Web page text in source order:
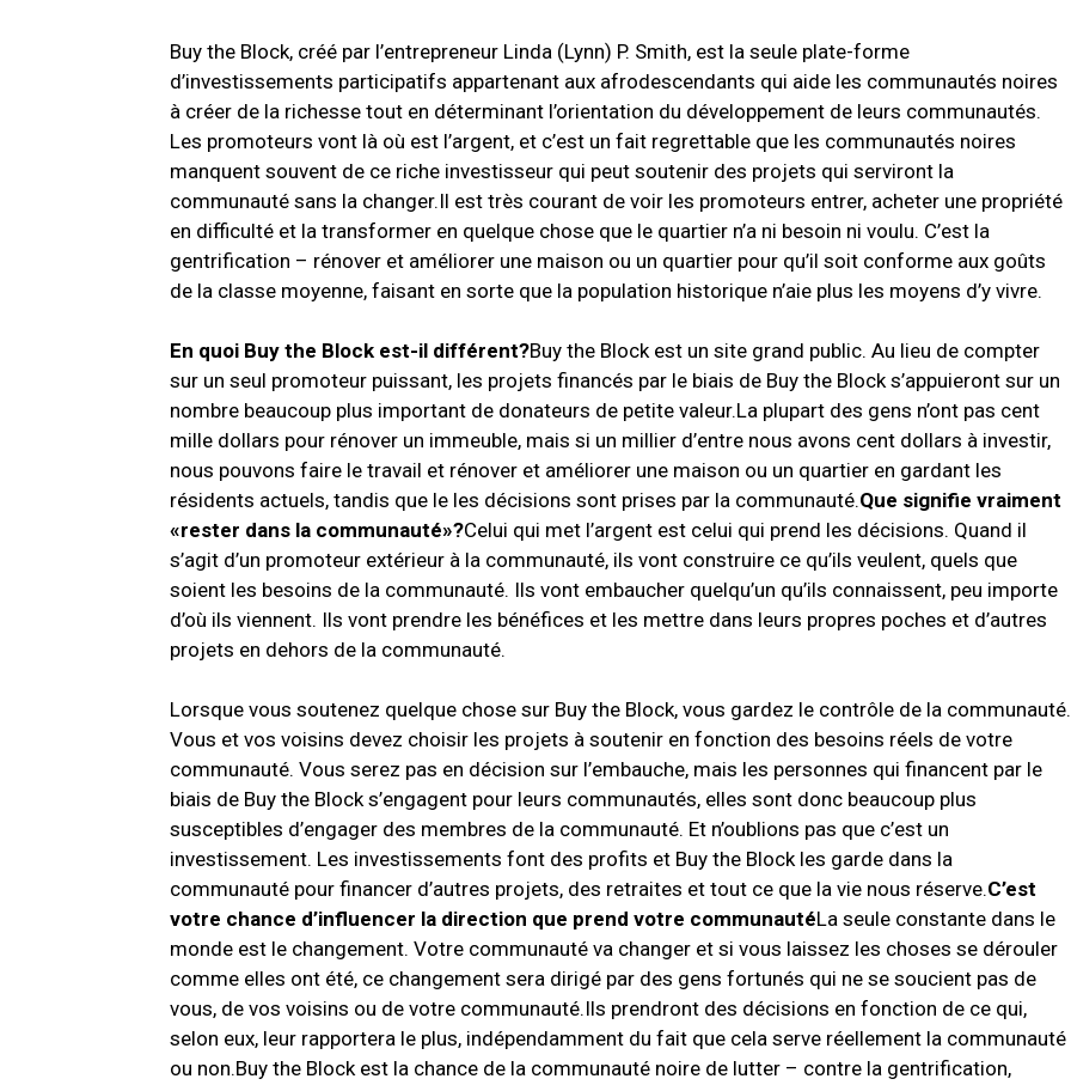
Buy the Block, créé par l’entrepreneur Linda (Lynn) P. Smith, est la seule plate-forme
d’investissements participatifs appartenant aux afrodescendants qui aide les communautés noires
à créer de la richesse tout en déterminant l’orientation du développement de leurs communautés.
Les promoteurs vont là où est l’argent, et c’est un fait regrettable que les communautés noires
manquent souvent de ce riche investisseur qui peut soutenir des projets qui serviront la
communauté sans la changer. Il est très courant de voir les promoteurs entrer, acheter une propriété
en difficulté et la transformer en quelque chose que le quartier n’a ni besoin ni voulu. C’est la
gentrification – rénover et améliorer une maison ou un quartier pour qu’il soit conforme aux goûts
de la classe moyenne, faisant en sorte que la population historique n’aie plus les moyens d’y vivre.
En quoi Buy the Block est-il différent?Buy the Block est un site grand public. Au lieu de compter
sur un seul promoteur puissant, les projets financés par le biais de Buy the Block s’appuieront sur un
nombre beaucoup plus important de donateurs de petite valeur.La plupart des gens n’ont pas cent
mille dollars pour rénover un immeuble, mais si un millier d’entre nous avons cent dollars à investir,
nous pouvons faire le travail et rénover et améliorer une maison ou un quartier en gardant les
résidents actuels, tandis que le les décisions sont prises par la communauté.Que signifie vraiment
«rester dans la communauté»?Celui qui met l’argent est celui qui prend les décisions. Quand il
s’agit d’un promoteur extérieur à la communauté, ils vont construire ce qu’ils veulent, quels que
soient les besoins de la communauté. Ils vont embaucher quelqu’un qu’ils connaissent, peu importe
d’où ils viennent. Ils vont prendre les bénéfices et les mettre dans leurs propres poches et d’autres
projets en dehors de la communauté.
Lorsque vous soutenez quelque chose sur Buy the Block, vous gardez le contrôle de la communauté.
Vous et vos voisins devez choisir les projets à soutenir en fonction des besoins réels de votre
communauté. Vous serez pas en décision sur l’embauche, mais les personnes qui financent par le
biais de Buy the Block s’engagent pour leurs communautés, elles sont donc beaucoup plus
susceptibles d’engager des membres de la communauté. Et n’oublions pas que c’est un
investissement. Les investissements font des profits et Buy the Block les garde dans la
communauté pour financer d’autres projets, des retraites et tout ce que la vie nous réserve.C’est
votre chance d’influencer la direction que prend votre communautéLa seule constante dans le
monde est le changement. Votre communauté va changer et si vous laissez les choses se dérouler
comme elles ont été, ce changement sera dirigé par des gens fortunés qui ne se soucient pas de
vous, de vos voisins ou de votre communauté.Ils prendront des décisions en fonction de ce qui,
selon eux, leur rapportera le plus, indépendamment du fait que cela serve réellement la communauté
ou non.Buy the Block est la chance de la communauté noire de lutter – contre la gentrification,